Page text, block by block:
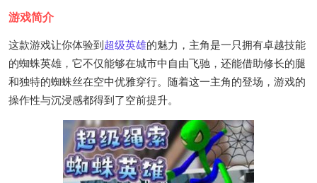
游戏简介
这款游戏让你体验到 超级英雄的魅力，主角是一只拥有卓越技能
的蜘蛛英雄，它不仅能够在城市中自由飞驰，还能借助修长的腿
和独特的蜘蛛丝在空中优雅穿行。随着这一主角的登场，游戏的
操作性与沉浸感都得到了空前提升。